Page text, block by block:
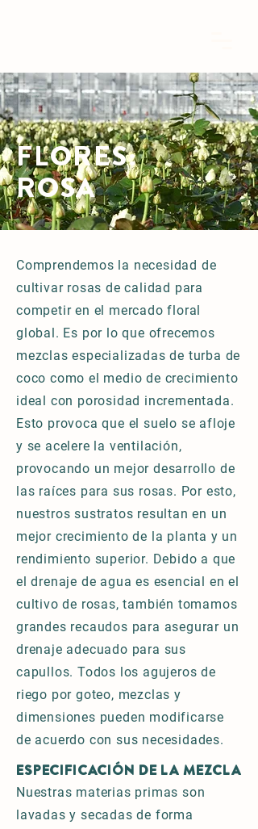
FLORES:
ROSA
Comprendemos la necesidad de
cultivar rosas de calidad para
competir en el mercado floral
global. Es por lo que ofrecemos
mezclas especializadas de turba de
coco como el medio de crecimiento
ideal con porosidad incrementada.
Esto provoca que el suelo se afloje
y se acelere la ventilación,
provocando un mejor desarrollo de
las raíces para sus rosas. Por esto,
nuestros sustratos resultan en un
mejor crecimiento de la planta y un
rendimiento superior. Debido a que
el drenaje de agua es esencial en el
cultivo de rosas, también tomamos
grandes recaudos para asegurar un
drenaje adecuado para sus
capullos. Todos los agujeros de
riego por goteo, mezclas y
dimensiones pueden modificarse
de acuerdo con sus necesidades.
ESPECIFICACIÓN DE LA MEZCLA
Nuestras materias primas son
lavadas y secadas de forma